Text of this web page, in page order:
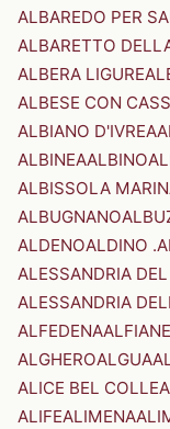
ALBAREDO PER
ALBARETTO
ALBERA LIGURE
ALBESE CON
ALBIANO D'IVREA
ALBINEAALBINO
ALBISSOLA
ALBUGNANO
ALDENOALDINO
ALESSANDRIA
ALESSANDRIA
ALFEDENA
ALGHEROALGUA
ALICE BEL COLLE
ALIFEALIMENA